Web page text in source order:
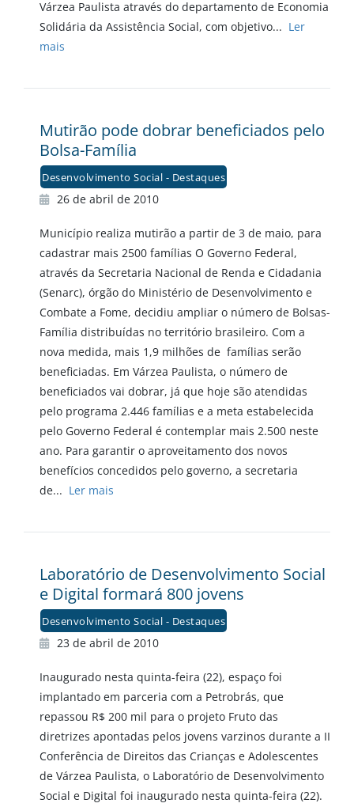
Várzea Paulista através do departamento de Economia
Solidária da Assistência Social, com objetivo... Ler
mais
Mutirão pode dobrar beneficiados pelo
Bolsa-Família
Desenvolvimento Social - Destaques
26 de abril de 2010
Município realiza mutirão a partir de 3 de maio, para
cadastrar mais 2500 famílias O Governo Federal,
através da Secretaria Nacional de Renda e Cidadania
(Senarc), órgão do Ministério de Desenvolvimento e
Combate a Fome, decidiu ampliar o número de Bolsas-
Família distribuídas no território brasileiro. Com a
nova medida, mais 1,9 milhões de famílias serão
beneficiadas. Em Várzea Paulista, o número de
beneficiados vai dobrar, já que hoje são atendidas
pelo programa 2.446 famílias e a meta estabelecida
pelo Governo Federal é contemplar mais 2.500 neste
ano. Para garantir o aproveitamento dos novos
benefícios concedidos pelo governo, a secretaria
de... Ler mais
Laboratório de Desenvolvimento Social
e Digital formará 800 jovens
Desenvolvimento Social - Destaques
23 de abril de 2010
Inaugurado nesta quinta-feira (22), espaço foi
implantado em parceria com a Petrobrás, que
repassou R$ 200 mil para o projeto Fruto das
diretrizes apontadas pelos jovens varzinos durante a II
Conferência de Direitos das Crianças e Adolescentes
de Várzea Paulista, o Laboratório de Desenvolvimento
Social e Digital foi inaugurado nesta quinta-feira (22).